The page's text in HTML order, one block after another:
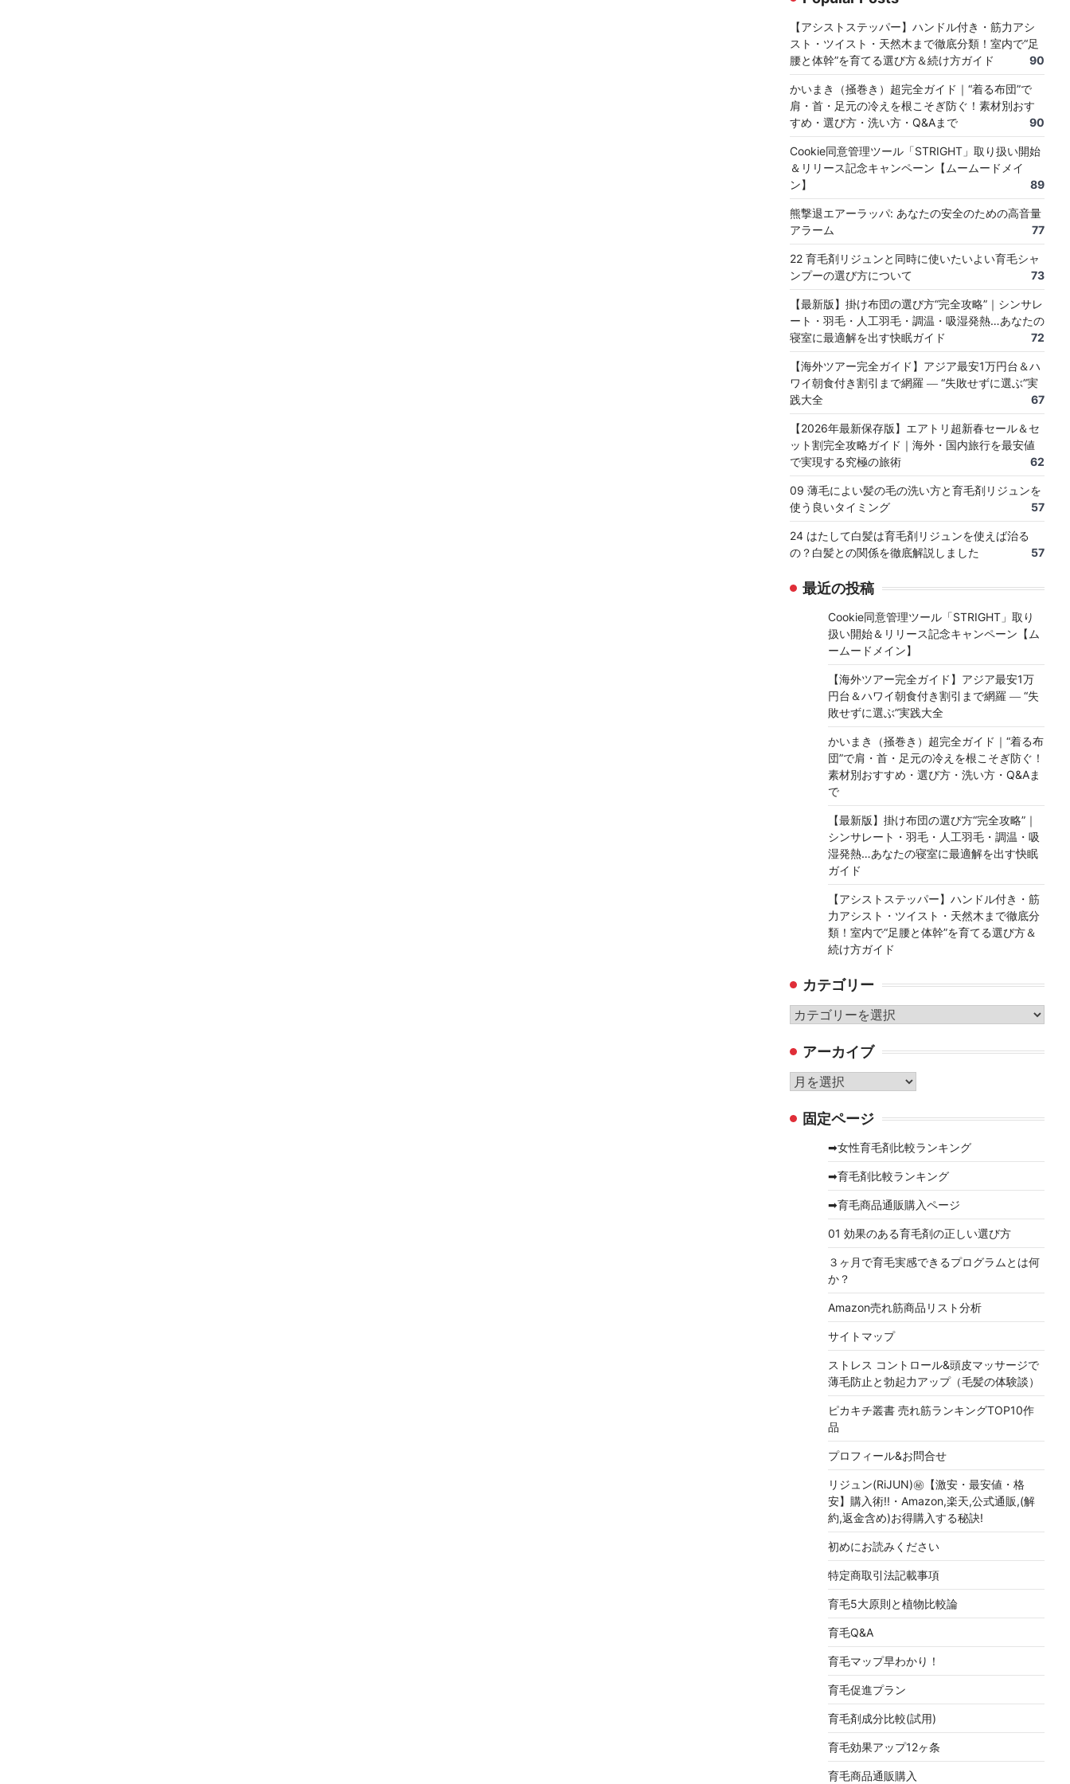
【アシストステッパー】ハンドル付き・筋力アシ
スト・ツイスト・天然木まで徹底分類！室内で“足
腰と体幹”を育てる選び方＆続け方ガイド
90
かいまき（掻巻き）超完全ガイド｜“着る布団”で
肩・首・足元の冷えを根こそぎ防ぐ！素材別おす
すめ・選び方・洗い方・Q&Aまで
90
Cookie同意管理ツール「STRIGHT」取り扱い開始
＆リリース記念キャンペーン【ムームードメイ
ン】
89
熊撃退エアーラッパ: あなたの安全のための高音量
アラーム
77
22 育毛剤リジュンと同時に使いたいよい育毛シャ
ンプーの選び方について
73
【最新版】掛け布団の選び方“完全攻略”｜シンサレ
ート・羽毛・人工羽毛・調温・吸湿発熱…あなたの
寝室に最適解を出す快眠ガイド
72
【海外ツアー完全ガイド】アジア最安1万円台＆ハ
ワイ朝食付き割引まで網羅 ― “失敗せずに選ぶ”実
践大全
67
【2026年最新保存版】エアトリ超新春セール＆セ
ット割完全攻略ガイド｜海外・国内旅行を最安値
で実現する究極の旅術
62
09 薄毛によい髪の毛の洗い方と育毛剤リジュンを
使う良いタイミング
57
24 はたして白髪は育毛剤リジュンを使えば治る
の？白髪との関係を徹底解説しました
57
最近の投稿
Cookie同意管理ツール「STRIGHT」取り
扱い開始＆リリース記念キャンペーン【ム
ームードメイン】
【海外ツアー完全ガイド】アジア最安1万
円台＆ハワイ朝食付き割引まで網羅 ― “失
敗せずに選ぶ”実践大全
かいまき（掻巻き）超完全ガイド｜“着る布
団”で肩・首・足元の冷えを根こそぎ防ぐ！
素材別おすすめ・選び方・洗い方・Q&Aま
で
【最新版】掛け布団の選び方“完全攻略”｜
シンサレート・羽毛・人工羽毛・調温・吸
湿発熱…あなたの寝室に最適解を出す快眠
ガイド
【アシストステッパー】ハンドル付き・筋
力アシスト・ツイスト・天然木まで徹底分
類！室内で“足腰と体幹”を育てる選び方＆
続け方ガイド
カテゴリー
カ
ゴ
リ
ー
アーカイブ
ア
カ 固定ページ
➡女性育毛剤比較ランキング
➡育毛剤比較ランキング
➡育毛商品通販購入ページ
01 効果のある育毛剤の正しい選び方
３ヶ月で育毛実感できるプログラムとは何
か？
Amazon売れ筋商品リスト分析
サイトマップ
ストレス コントロール&頭皮マッサージで
薄毛防止と勃起力アップ（毛髪の体験談）
ピカキチ叢書 売れ筋ランキングTOP10作
品
プロフィール&お問合せ
リジュン(RiJUN)㊙【激安・最安値・格
安】購入術!!・Amazon,楽天,公式通販,(解
約,返金含め)お得購入する秘訣!
初めにお読みください
特定商取引法記載事項
育毛5大原則と植物比較論
育毛Q&A
育毛マップ早わかり！
育毛促進プラン
育毛剤成分比較(試用)
育毛効果アップ12ヶ条
育毛商品通販購入